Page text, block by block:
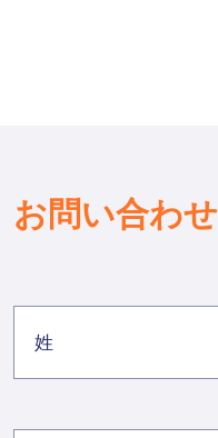
お問い合わせ